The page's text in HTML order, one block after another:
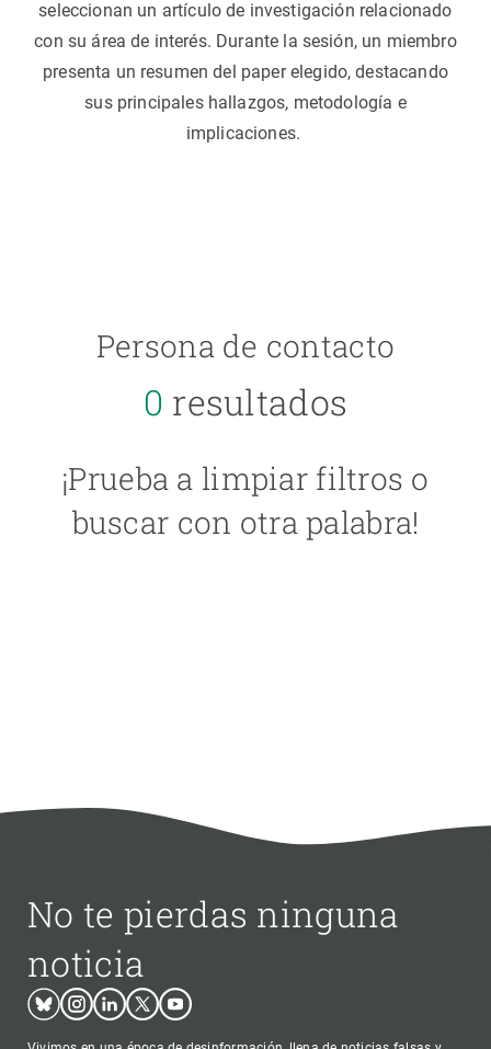
investigadora. Antes de cada reunión, los miembros
seleccionan un artículo de investigación relacionado
con su área de interés. Durante la sesión, un miembro
presenta un resumen del paper elegido, destacando
sus principales hallazgos, metodología e
Persona de contacto
¡Prueba a limpiar filtros o
No te pierdas ninguna
noticia
BlueskyInstagramLinkedinTwitterYoutube